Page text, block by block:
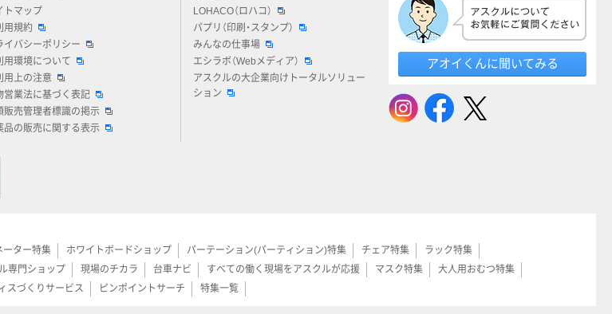
トマップ
用規約
イバシーポリシー
用環境について
用上の注意
営業法に基づく表記
販売管理者標識の掲示
品の販売に関する表示
LOHACO（ロハコ）
パプリ（印刷・スタンプ）
みんなの仕事場
エシラボ（Webメディア）
アスクルの大企業向けトータルソリュー
ション
アオイくんに聞いてみる
ーター特集 ホワイトボードショップ パーテーション(パーティション)特集 チェア特集
ラック特集
専門ショップ 現場のチカラ 台車ナビ すべての働く現場をアスクルが応援 マスク特集
大人用おむつ特集
スづくりサービス ピンポイントサーチ 特集一覧